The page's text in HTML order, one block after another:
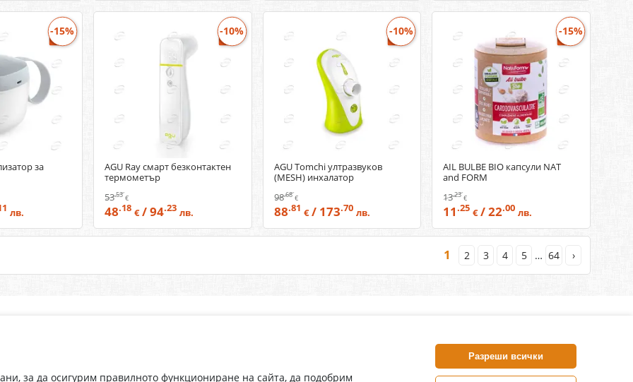
-15%
за
лв.
-10%
AGU Ray смарт безконтактен
термометър
53.53 €
48.18 €/ 94.23 лв.
-10%
AGU Tomchi ултразвуков
(MESH) инхалатор
98.68 €
88.81 €/ 173.70 лв.
-15%
AIL BULBE BIO капсули NAT
and FORM
13.23 €
11.25 €/ 22.00 лв.
1 2 3 4 5 … 64 ›
С абонамента се съгласявам сПолитиката за лични данни .
ePharm.bg е лицензирана онлайн аптека и част от аптеки
„Ванчева“, които повече от 30 години се грижат за здравето на
своите пациенти.
за да осигурим правилното функциониране на сайта, да подобрим
Разреши всички